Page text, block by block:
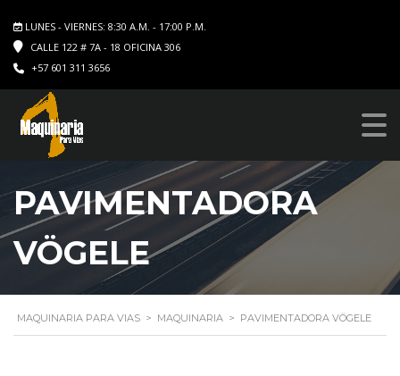
LUNES - VIERNES: 8:30 A.M. - 17:00 P.M.
CALLE 122 # 7A - 18 OFICINA 306
+57 601 311 3656
PAVIMENTADORA
VÖGELE
MAQUINARIA PARA VIAS > MAQUINARIA > PAVIMENTADORA VÖGELE